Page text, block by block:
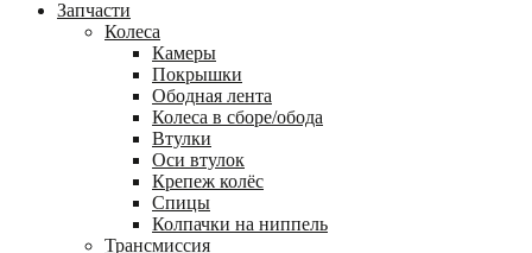
Запчасти
Колеса
Камеры
Покрышки
Ободная лента
Колеса в сборе/обода
Втулки
Оси втулок
Крепеж колёс
Спицы
Колпачки на ниппель
Трансмиссия